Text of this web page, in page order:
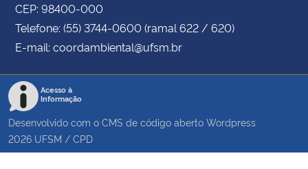
CEP: 98400-000
Telefone: (55) 3744-0600 (ramal 622 / 620)
E-mail: coordambiental@ufsm.br
Acesso à
Informação
Desenvolvido com o CMS de código aberto Wordpress
2026 UFSM / CPD